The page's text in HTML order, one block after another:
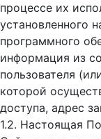
процессе их
установленного
программного
информация из
пользователя
которой
доступа, адрес
1.2. Настоящая